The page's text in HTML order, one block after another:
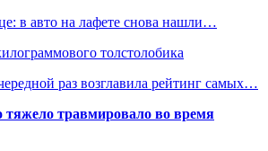
в авто на лафете снова нашли…
толстолобика
раз возглавила рейтинг самых…
тяжело травмировало во время